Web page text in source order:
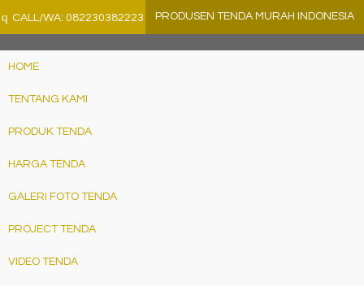
q CALL/WA: 082230382223 PRODUSEN TENDA MURAH INDONESIA
HOME
TENTANG KAMI
PRODUK TENDA
HARGA TENDA
GALERI FOTO TENDA
PROJECT TENDA
VIDEO TENDA